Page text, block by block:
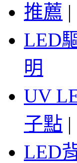
推薦 |
LED
明
UV
子點 |
LED